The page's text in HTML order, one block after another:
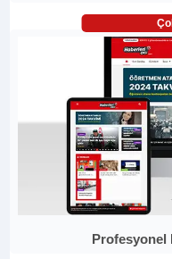
Profesyonel